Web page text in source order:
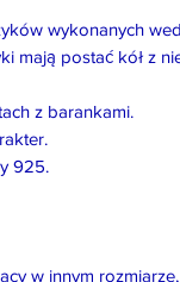
wykonanych
mają postać kół z
z barankami.
925.
w innym